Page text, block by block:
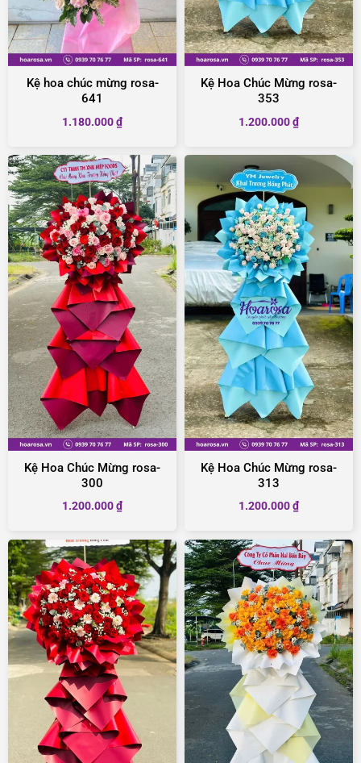
Kệ hoa chúc mừng rosa-
641
1.180.000₫
Kệ Hoa Chúc Mừng rosa-
353
1.200.000₫
Kệ Hoa Chúc Mừng rosa-
300
1.200.000₫
Kệ Hoa Chúc Mừng rosa-
313
1.200.000₫